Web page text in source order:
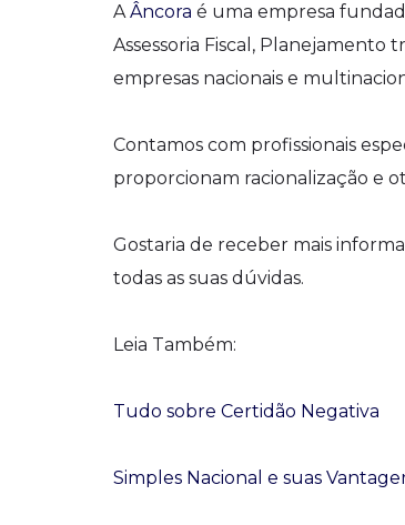
AÂncora é uma empresa
Assessoria Fiscal, Planejamento
empresas nacionais e
Contamos com profissionais
proporcionam racionalização e
Gostaria de receber mais
todas as suas dúvidas.
Leia Também:
Tudo sobre Certidão Negativa
Simples Nacional e suas